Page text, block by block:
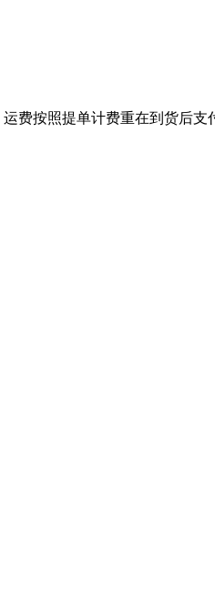
费按照提单计费重在到货后支